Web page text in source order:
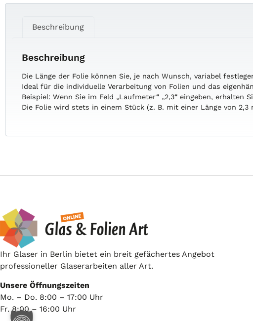
Beschreibung
Beschreibung
Die Längeder Folie könnenSie, je nachWunsch,variabel
Idealfürdie individuelleVerarbeitungvon Folien unddas
Beispiel:Wenn Sie im Feld „Laufmeter“ „2,3“eingeben,erhalten
Die Foliewirdstets ineinemStück (z. B. miteiner Längevon 2,3
Ihr Glaser in Berlin bietet ein breit gefächertes Angebot
professioneller Glaserarbeiten aller Art.
Unsere Öffnungszeiten
Mo. – Do. 8:00 – 17:00 Uhr
Fr. 8:00 – 16:00 Uhr